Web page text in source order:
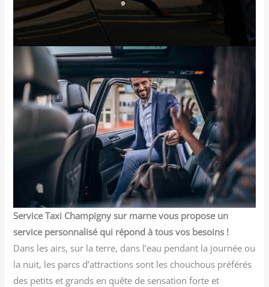
Service Taxi Champigny sur marne vous propose un
service personnalisé qui répond à tous vos besoins !
Dans les airs, sur la terre, dans l’eau pendant la journée ou
la nuit, les parcs d’attractions sont les chouchous préférés
des petits et grands en quête de sensation forte et